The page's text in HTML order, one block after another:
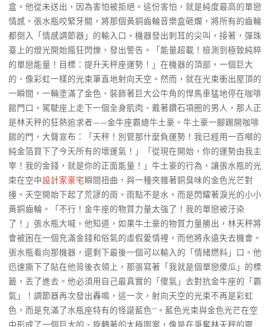
盒。他從未送出，因為害怕被拒絕。這份害怕，就是純度最高的單戀
情感。張水瓶咬緊牙關，將那個黃銅齒輪音樂盒砸爛，將所有的齒輪
都倒入「情感調節器」的輸入口。機器發出刺耳的尖叫，接著，彈珠
臺上的燈光開始瘋狂閃爍，發出警告。「能量超載！檢測到極致純粹
的單戀能量！目標：提升天秤座運勢！」在機器的頂部，一個巨大
的、像彩虹一樣的光束筆直地射向天空。然而，就在光束衝出屋頂的
一瞬間，一輛塗滿了金色、裝飾著巨大公牛角的悍馬車猛地停在咖啡
館門口。駕駛座上走下一個全身肌肉、戴著鑽石項圈的男人，那人正
是林天秤的狂熱追求者——金牛座霸總牛土豪。牛土豪一腳踢開咖啡
館的門，大聲宣布：「天秤！別管那什麼負運勢！我已經用一百噸的
純金箔買下了今天所有的壞運氣！」「從現在開始，你的運勢由我主
宰！我的金錢，就是你的正面能量！」牛土豪的行為，讓張水瓶的光
束在空中設計家豪宅瞬間扭曲，與一種夾雜著銅臭味的金色光芒對
撞。天空開始下起了荒謬的雨。雨點不是水，而是閃耀著淚光的小小
黃銅齒輪。「不行！金牛座的物質力量太強了！我的單戀被汙染
了！」張水瓶大喊。他知道，如果牛土豪的物質力量勝出，林天秤將
會被困在一個充滿金錢和俗氣的虛假愛情裡，而他將永遠失去機會。
張水瓶看向那機器，還剩下最後一個可以輸入的「情緒燃料」口。他
迅速撕下了貼在他背後衣領上，那張寫著「我就是個單戀傻瓜」的標
籤，丟了進去。他必須用自己最真實的「傻氣」去對抗金牛座的「霸
氣」！調節器再次發出轟鳴，這一次，射向天空的光束不再是彩虹
色，而是充滿了水瓶座特有的怪誕藍色**。藍色光束與金色光芒在空
中形成了一個巨大的、旋轉著的太極圖案，像是在爭奪林天秤的靈